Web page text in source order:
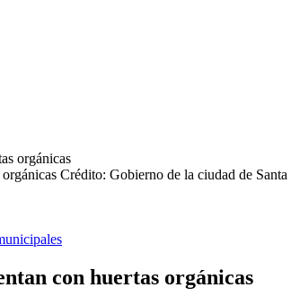
Crédito: Gobierno de la ciudad de Santa
con huertas orgánicas